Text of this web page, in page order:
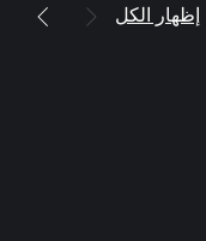
إظهار الكل